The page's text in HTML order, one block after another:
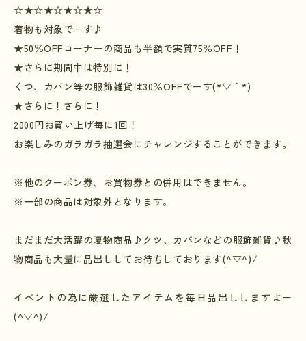
☆★☆★☆★☆★☆
着物も対象でーす♪
★50％OFFコーナーの商品も半額で実質75％OFF！
★さらに期間中は特別に！
くつ、カバン等の服飾雑貨は30％OFFでーす(*´▽ ｀*)
★さらに！さらに！
2000円お買い上げ毎に1回！
お楽しみのガラガラ抽選会にチャレンジすることができます。
※他のクーポン券、お買物券との併用はできません。
※ 一部の商品は対象外となります。
まだまだ大活躍の夏物商品 ♪ クツ、カバンなどの服飾雑貨 ♪秋
物商品 も大量に品出ししてお待ちしております(^▽^)/
イベントの為に厳選したアイテムを毎日品出ししますよー
(^▽^)/